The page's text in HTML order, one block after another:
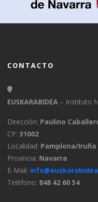
CONTACTO
EUSKARABIDEA – Instituto
Dirección: Paulino
CP: 31002
Localidad: Pamplona/Iruña
Provincia: Navarra
E-Mail:
Teléfono: 848 42 60 54